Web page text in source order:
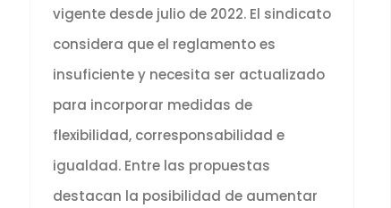
vigente desde julio de 2022. El sindicato
considera que el reglamento es
insuficiente y necesita ser actualizado
para incorporar medidas de
flexibilidad, corresponsabilidad e
igualdad. Entre las propuestas
destacan la posibilidad de aumentar